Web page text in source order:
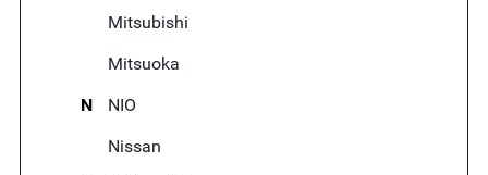
Mitsubishi
Mitsuoka
N
NIO
Nissan